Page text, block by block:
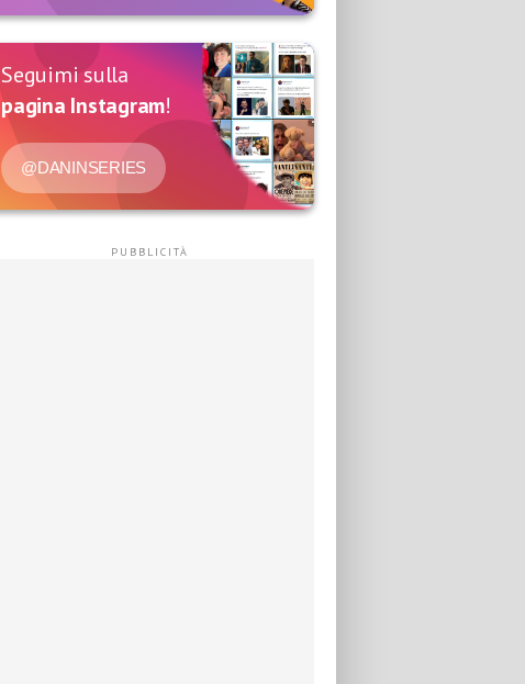
Seguimi sulla
pagina Instagram!
@DANINSERIES